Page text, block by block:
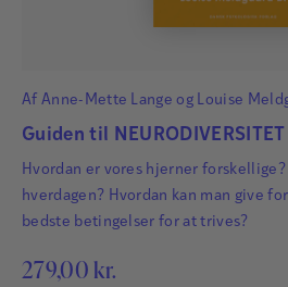
Af Anne-Mette Lange og Louise
Guiden til NEURODIVERSITET
Hvordan er vores hjerner
hverdagen? Hvordan kan man give
bedste betingelser for at trives?
279,00 kr.